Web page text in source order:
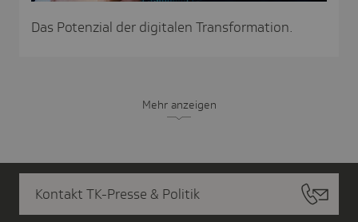
Das Potenzial der digitalen Transformation.
Mehr anzeigen
Kontakt TK-Presse & Politik